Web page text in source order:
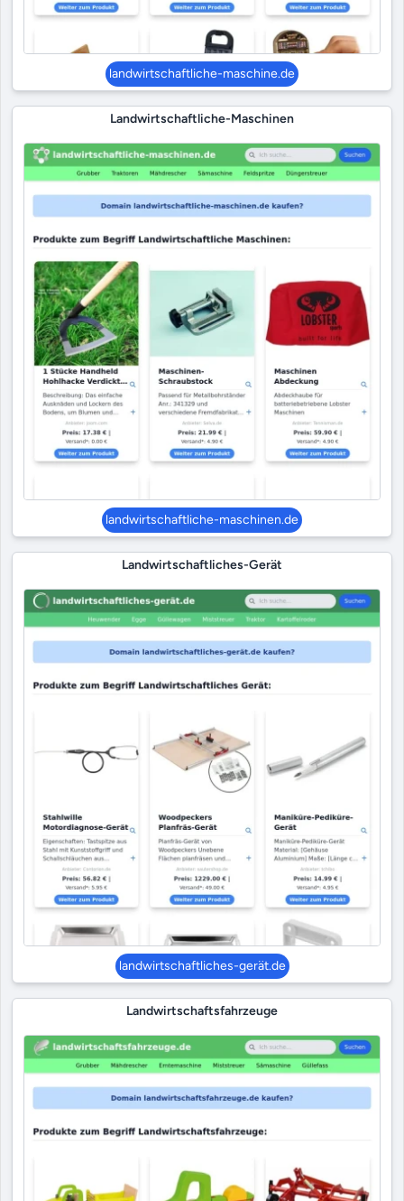
landwirtschaftliche-maschine.de
Landwirtschaftliche-Maschinen
landwirtschaftliche-maschinen.de
Landwirtschaftliches-Gerät
landwirtschaftliches-gerät.de
Landwirtschaftsfahrzeuge